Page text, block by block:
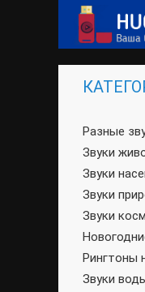
Разные
Звуки
Звуки
Звуки
Звуки
Рингтоны
Звуки